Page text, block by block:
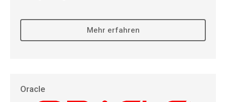
Mehr erfahren
Oracle